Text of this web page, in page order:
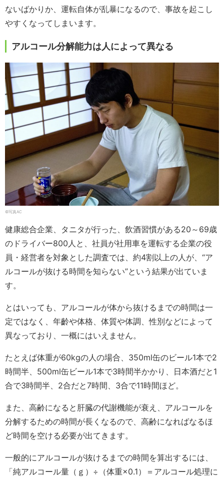
ないばかりか、運転自体が乱暴になるので、事故を起こし
やすくなってしまいます。
アルコール分解能力は人によって異なる
©写真AC
健康総合企業、タニタが行った、飲酒習慣がある20～69歳
のドライバー800人と、社員が社用車を運転する企業の役
員・経営者を対象とした調査では、約4割以上の人が、“ア
ルコールが抜ける時間を知らない”という結果が出ていま
す。
とはいっても、アルコールが体から抜けるまでの時間は一
定ではなく、年齡や体格、体質や体調、性別などによって
異なっており、一概にはいえません。
たとえば体重が60kgの人の場合、350ml缶のビール1本で2
時間半、500ml缶ビール1本で3時間半かかり、日本酒だと1
合で3時間半、2合だと7時間、3合で11時間ほど。
また、高齢になると肝臓の代謝機能が衰え、アルコールを
分解するための時間が長くなるので、高齢になればなるほ
ど時間を空ける必要が出てきます。
一般的にアルコールが抜けるまでの時間を算出するには、
「純アルコール量（ｇ）÷（体重×0.1）＝アルコール処理に